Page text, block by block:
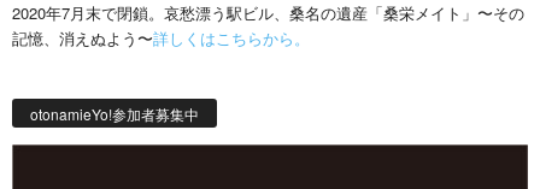
2020年7月末で閉鎖。哀愁漂う駅ビル、桑名の遺産「桑栄メイト」〜その
記憶、消えぬよう〜詳しくはこちらから。
otonamieYo!参加者募集中